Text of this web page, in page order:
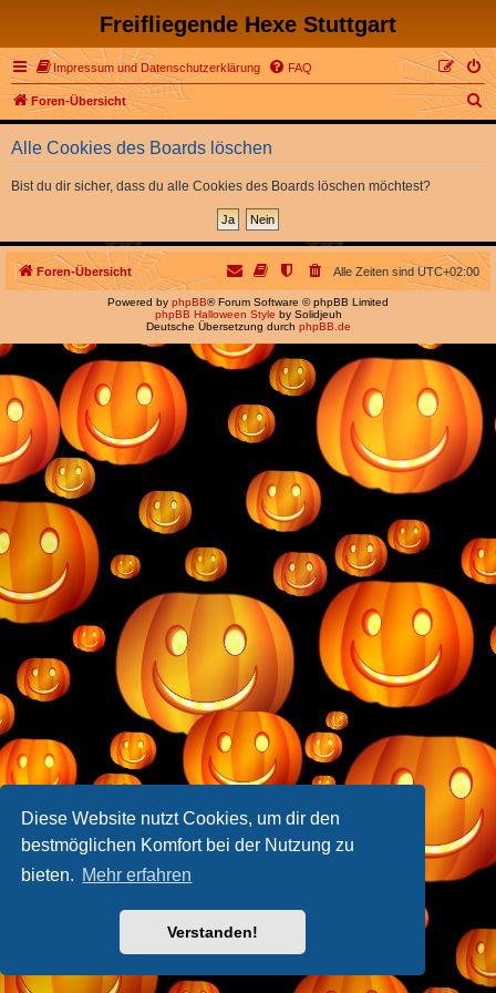
Diese Website nutzt Cookies, um dir den
bestmöglichen Komfort bei der Nutzung zu
bieten. Mehr erfahren
Verstanden!
Freifliegende Hexe Stuttgart
Impressum und Datenschutzerklärung FAQ
Foren-Übersicht
S
u
Alle Cookies des Boards löschen
Bist du dir sicher, dass du alle Cookies des Boards löschen möchtest?
Foren-Übersicht Alle Zeiten sindUTC+02:00
Powered by phpBB® Forum Software © phpBB Limited
phpBB Halloween Style by Solidjeuh
Deutsche Übersetzung durch phpBB.de